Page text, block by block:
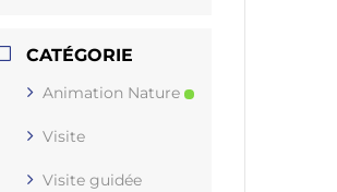
CATÉGORIE
Animation Nature
Visite
Visite guidée